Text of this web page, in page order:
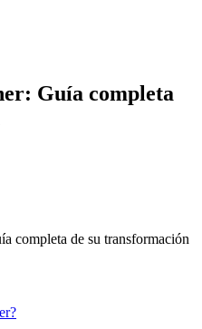
Guía completa
completa de su transformación